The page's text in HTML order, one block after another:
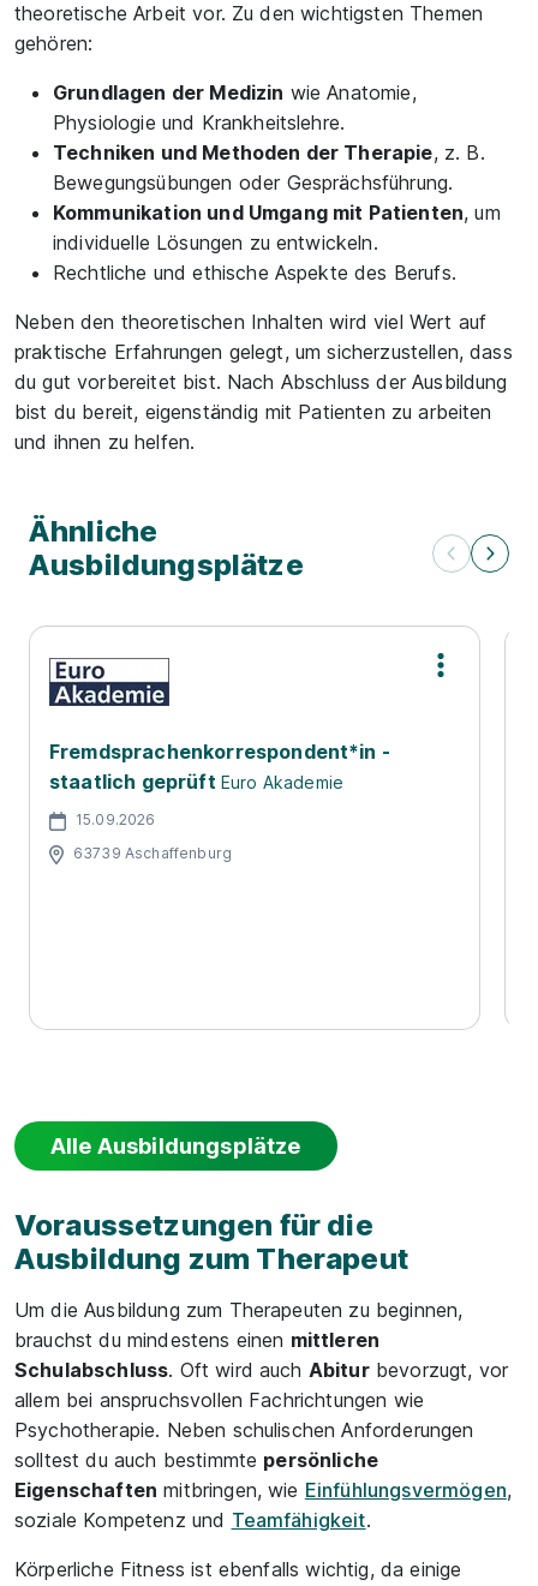
theoretische Arbeit vor. Zu den wichtigsten Themen
gehören:
Grundlagen der Medizin wie Anatomie,
Physiologie und Krankheitslehre.
Techniken und Methoden der Therapie, z. B.
Bewegungsübungen oder Gesprächsführung.
Kommunikation und Umgang mit Patienten, um
individuelle Lösungen zu entwickeln.
Rechtliche und ethische Aspekte des Berufs.
Neben den theoretischen Inhalten wird viel Wert auf
praktische Erfahrungen gelegt, um sicherzustellen, dass
du gut vorbereitet bist. Nach Abschluss der Ausbildung
bist du bereit, eigenständig mit Patienten zu arbeiten
und ihnen zu helfen.
Ähnliche
Ausbildungsplätze
Fremdsprachenkorrespondent*in -
staatlich geprüft Euro Akademie
15.09.2026
63739 Aschaffenburg
Alle Ausbildungsplätze
Voraussetzungen für die
Ausbildung zum Therapeut
Um die Ausbildung zum Therapeuten zu beginnen,
brauchst du mindestens einen mittleren
Schulabschluss. Oft wird auch Abiturbevorzugt, vor
allem bei anspruchsvollen Fachrichtungen wie
Psychotherapie. Neben schulischen Anforderungen
solltest du auch bestimmte persönliche
Eigenschaften mitbringen, wie Einfühlungsvermögen,
soziale Kompetenz und Teamfähigkeit.
Körperliche Fitness ist ebenfalls wichtig, da einige